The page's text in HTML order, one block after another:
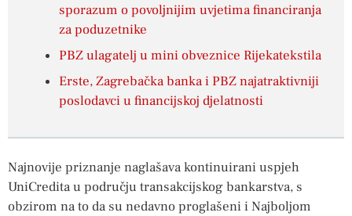
sporazum o povoljnijim uvjetima financiranja
za poduzetnike
PBZ ulagatelj u mini obveznice Rijekatekstila
Erste, Zagrebačka banka i PBZ najatraktivniji
poslodavci u financijskoj djelatnosti
Najnovije priznanje naglašava kontinuirani uspjeh
UniCredita u području transakcijskog bankarstva, s
obzirom na to da su nedavno proglašeni i Najboljom